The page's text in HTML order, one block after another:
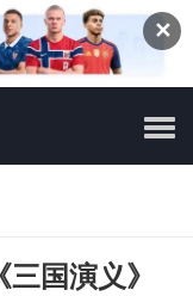
✕
国演义》